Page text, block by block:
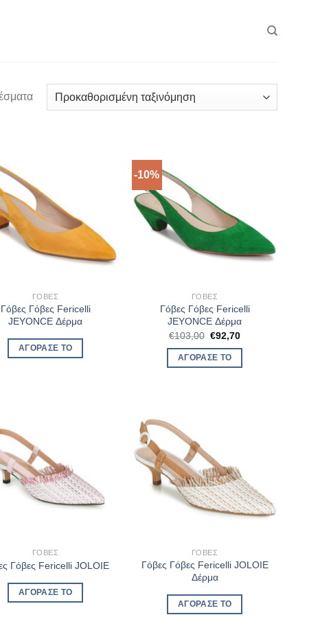
ΓΌΒΕΣ
Γόβες Γόβες Fericelli
JEYONCE Δέρμα
ΑΓΌΡΑΣΈ ΤΟ
-10%
ΓΌΒΕΣ
Γόβες Γόβες Fericelli
JEYONCE Δέρμα
€103,00 Original
was:
€103,00.
€92,70Η
ΑΓΌΡΑΣΈ ΤΟ
ΓΌΒΕΣ
Γόβες Fericelli JOLOIE
ΑΓΌΡΑΣΈ ΤΟ
ΓΌΒΕΣ
Γόβες Γόβες Fericelli JOLOIE
Δέρμα
ΑΓΌΡΑΣΈ ΤΟ